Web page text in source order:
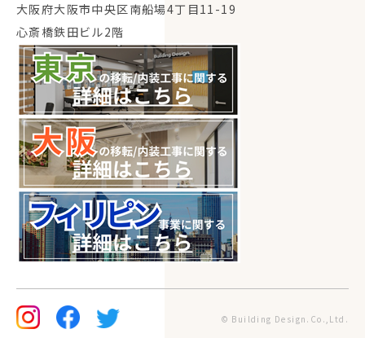
大阪府大阪市中央区南船場4丁目11-19
心斎橋鉄田ビル2階
© Building Design.Co.,Ltd.